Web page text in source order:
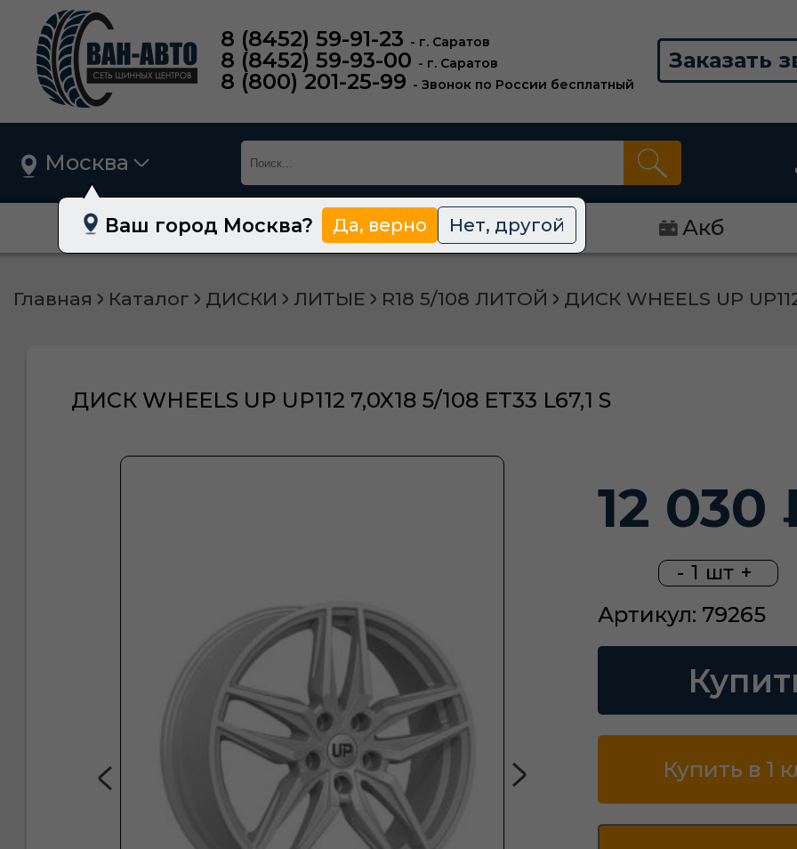
8 (8452) 59-91-23 - г. Саратов
8 (8452) 59-93-00 - г. Саратов
8 (800) 201-25-99 - Звонок по России бесплатный
Заказать
Москва
Ваш город Москва? Да, верно Нет, другой
О нас Шины Диски Акб
Главная Каталог ДИСКИ ЛИТЫЕ R18 5/108 ЛИТОЙ ДИСК WHEELS UP
ДИСК WHEELS UP UP112 7,0X18 5/108 ET33 L67,1 S
12 030
- 1 шт +
Артикул: 79265
Купить в 1